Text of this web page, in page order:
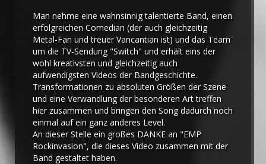
Man nehme eine wahnsinnig talentierte Band, einen
erfolgreichen Comedian (der auch gleichzeitig
Metal-Fan und treuer Vancantian ist) und das Team
um die TV-Sendung "Switch" und erhält eins der
wohl kreativsten und gleichzeitig auch
aufwendigsten Videos der Bandgeschichte.
Transformationen zu absoluten Größen der Szene
und eine Verwandlung der besonderen Art treffen
hier zusammen und bringen den Song dadurch noch
einmal auf ein ganz anderes Level.
An dieser Stelle ein großes DANKE an "EMP
Rockinvasion", die dieses Video zusammen mit der
Band gestaltet haben.